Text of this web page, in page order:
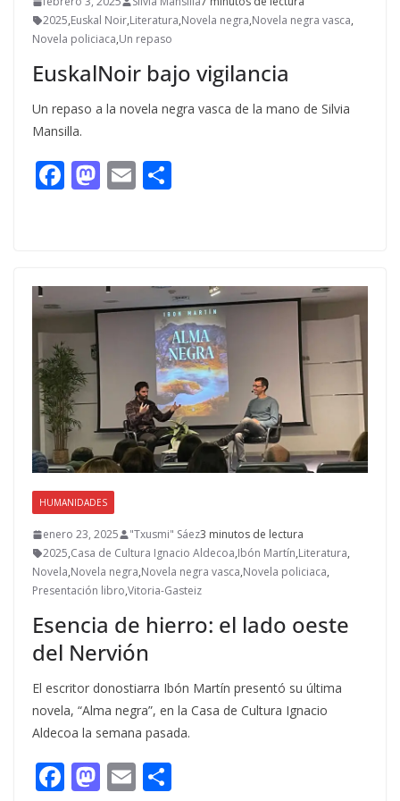
2025,Euskal Noir,Literatura,Novela negra,Novela negra vasca,
Novela policiaca,Un repaso
EuskalNoir bajo vigilancia
Un repaso a la novela negra vasca de la mano de Silvia
Mansilla.
F
o
o
k
M
o
n
E
ar
ti
r
HUMANIDADES
enero 23, 2025 "Txusmi" Sáez3 minutos de lectura
2025,Casa de Cultura Ignacio Aldecoa,Ibón Martín,Literatura,
Novela,Novela negra,Novela negra vasca,Novela policiaca,
Presentación libro,Vitoria-Gasteiz
Esencia de hierro: el lado oeste
del Nervión
El escritor donostiarra Ibón Martín presentó su última
novela, “Alma negra”, en la Casa de Cultura Ignacio
Aldecoa la semana pasada.
F M E